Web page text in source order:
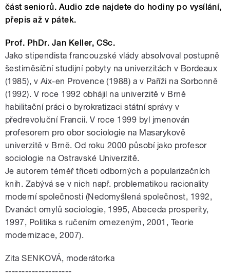
část seniorů. Audio zde najdete do hodiny po vysílání,
přepis až v pátek.
Prof. PhDr. Jan Keller, CSc.
Jako stipendista francouzské vlády absolvoval postupně
šestiměsíční studijní pobyty na univerzitách v Bordeaux
(1985), v Aix-en Provence (1988) a v Paříži na Sorbonně
(1992). V roce 1992 obhájil na univerzitě v Brně
habilitační práci o byrokratizaci státní správy v
předrevoluční Francii. V roce 1999 byl jmenován
profesorem pro obor sociologie na Masarykově
univerzitě v Brně. Od roku 2000 působí jako profesor
sociologie na Ostravské Univerzitě.
Je autorem téměř třiceti odborných a popularizačních
knih. Zabývá se v nich např. problematikou racionality
moderní společnosti (Nedomyšlená společnost, 1992,
Dvanáct omylů sociologie, 1995, Abeceda prosperity,
1997, Politika s ručením omezeným, 2001, Teorie
modernizace, 2007).
Zita SENKOVÁ, moderátorka
--------------------